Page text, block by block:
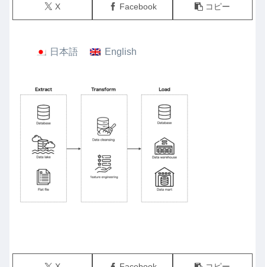
X Facebook コピー
日本語 English